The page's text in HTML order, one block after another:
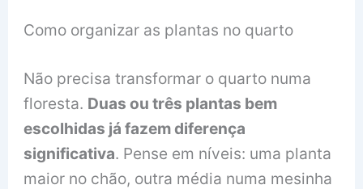
Como organizar as plantas no quarto
Não precisa transformar o quarto numa
floresta. Duas ou três plantas bem
escolhidas já fazem diferença
significativa. Pense em níveis: uma planta
maior no chão, outra média numa mesinha